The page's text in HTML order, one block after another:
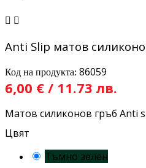
 
Anti Slip матов
Код на продукта: 86059
6,00 € / 11.73 лв.
Матов силиконов гръб Anti
Цвят
Тъмно зелен